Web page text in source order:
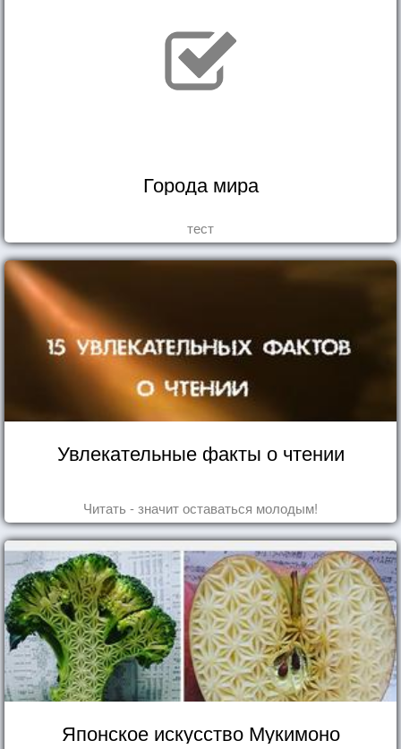
Города мира
тест
Увлекательные факты о чтении
Читать - значит оставаться молодым!
Японское искусство Мукимоно